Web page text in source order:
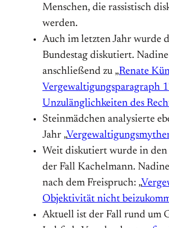
Menschen, die rassistisch
werden.
Auch im letzten Jahr wurde
Bundestag diskutiert.
anschließend zu „Renate
Vergewaltigungsparagraph
Unzulänglichkeiten des
Steinmädchen analysierte
Jahr „
Weit diskutiert wurde in den
der Fall Kachelmann.
nach dem Freispruch: „
Objektivität nicht
Aktuell ist der Fall rund um